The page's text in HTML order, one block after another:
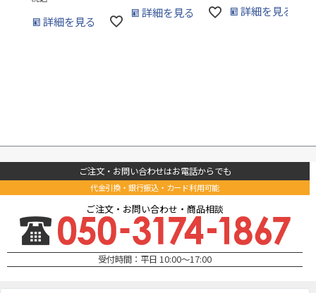
詳細を見る
詳細を見る 詳細を見る
ご注文・お問い合わせはお電話からでも
代金引換・銀行振込・カード利用可能
ご注文・お問い合わせ・商品相談
受付時間：平日 10:00～17:00